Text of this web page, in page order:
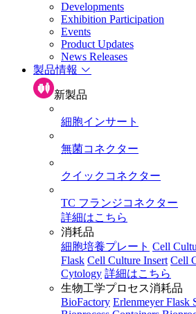
Developments
Exhibition Participation
Events
Product Updates
News Releases
製品情報
新製品
細胞インサート
無菌コネクター
クイックコネクター
TC フランジコネクター
詳細はこちら
消耗品
細胞培養プレート Cell
Flask Cell Culture Insert Cell
Cytology 詳細はこちら
生物工学プロセス消耗品
BioFactory Erlenmeyer Flask